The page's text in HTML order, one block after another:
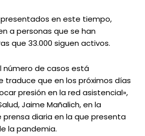
en este tiempo,
a personas que se han
que 33.000 siguen activos.
número de casos está
traduce que en los próximos días
presión en la red asistencial»,
Jaime Mañalich, en la
diaria en la que presenta
la pandemia.